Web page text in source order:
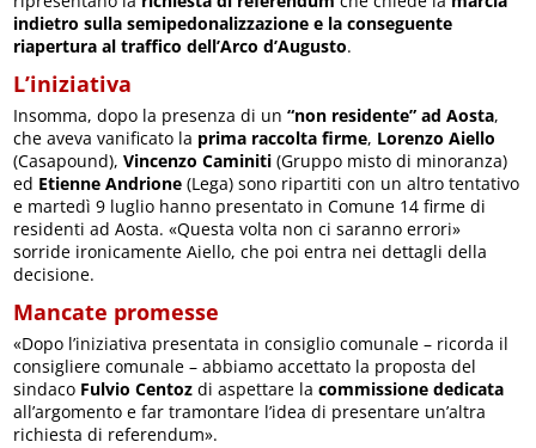
indietro sulla semipedonalizzazione e la conseguente
riapertura al traffico dell’Arco d’Augusto.
L’iniziativa
Insomma, dopo la presenza di un“non residente” ad Aosta,
che aveva vanificato la prima raccolta firme, Lorenzo Aiello
(Casapound),Vincenzo Caminiti (Gruppo misto di minoranza)
ed Etienne Andrione (Lega) sono ripartiti con un altro tentativo
e martedì 9 luglio hanno presentato in Comune 14 firme di
residenti ad Aosta. «Questa volta non ci saranno errori»
sorride ironicamente Aiello, che poi entra nei dettagli della
decisione.
Mancate promesse
«Dopo l’iniziativa presentata in consiglio comunale – ricorda il
consigliere comunale – abbiamo accettato la proposta del
sindaco Fulvio Centoz di aspettare lacommissione dedicata
all’argomento e far tramontare l’idea di presentare un’altra
richiesta di referendum».